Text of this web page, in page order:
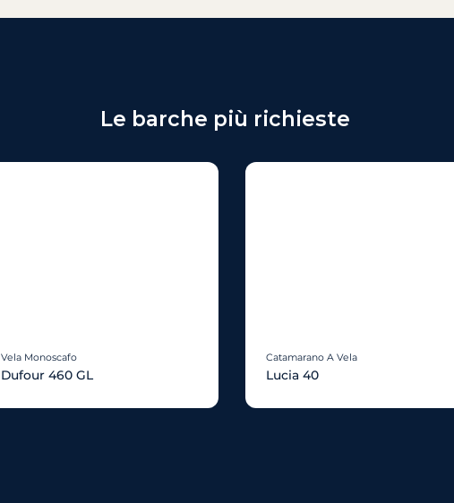
Le barche più richieste
Vela Monoscafo
Dufour 460 GL
Catamarano A Vela
Lucia 40